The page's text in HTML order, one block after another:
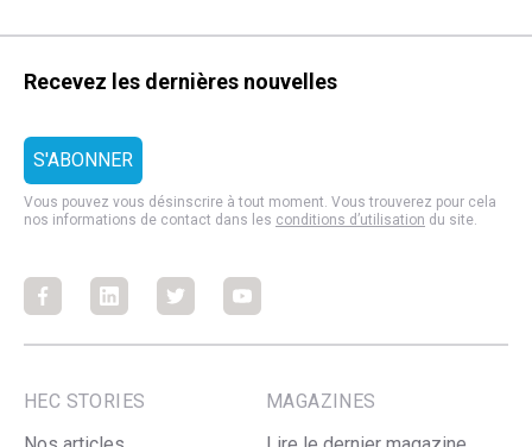
Recevez les dernières nouvelles
Vous pouvez vous désinscrire à tout moment. Vous trouverez pour cela
nos informations de contact dans les conditions d’utilisation du site.
FacebookFacebookFacebookFacebook
HEC STORIES
MAGAZINES